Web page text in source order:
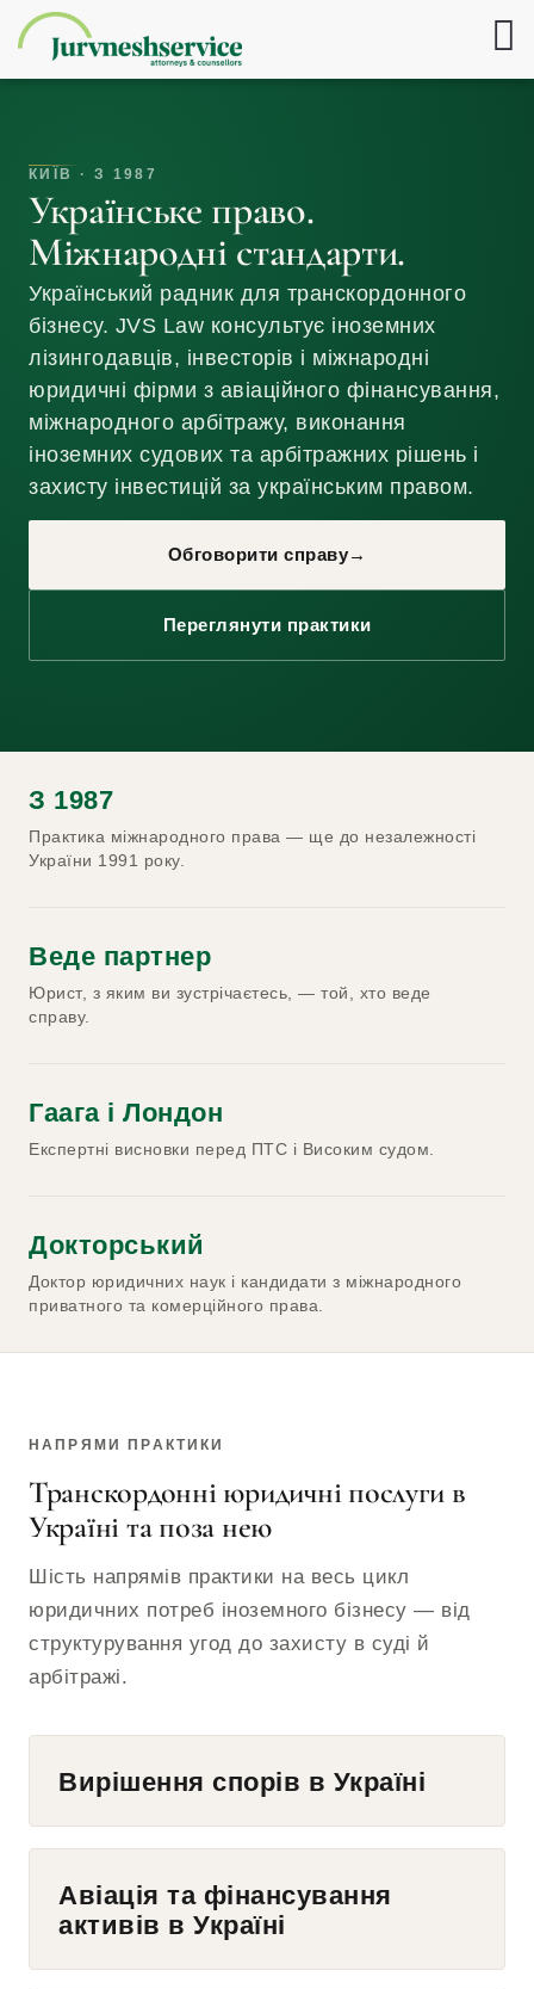
КИЇВ · З 1987
Українське право.
Міжнародні стандарти.
Український радник для транскордонного
бізнесу. JVS Law консультує іноземних
лізингодавців, інвесторів і міжнародні
юридичні фірми з авіаційного фінансування,
міжнародного арбітражу, виконання
іноземних судових та арбітражних рішень і
захисту інвестицій за українським правом.
Обговорити справу→
Переглянути практики
З 1987
Практика міжнародного права — ще до незалежності
України 1991 року.
Веде партнер
Юрист, з яким ви зустрічаєтесь, — той, хто веде
справу.
Гаага і Лондон
Експертні висновки перед ПТС і Високим судом.
Докторський
Доктор юридичних наук і кандидати з міжнародного
приватного та комерційного права.
НАПРЯМИ ПРАКТИКИ
Транскордонні юридичні послуги в
Україні та поза нею
Шість напрямів практики на весь цикл
юридичних потреб іноземного бізнесу — від
структурування угод до захисту в суді й
арбітражі.
Вирішення спорів в Україні
Авіація та фінансування
активів в Україні